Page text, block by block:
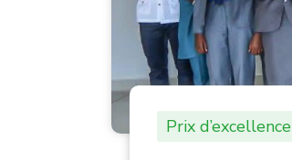
Prix d’excellence